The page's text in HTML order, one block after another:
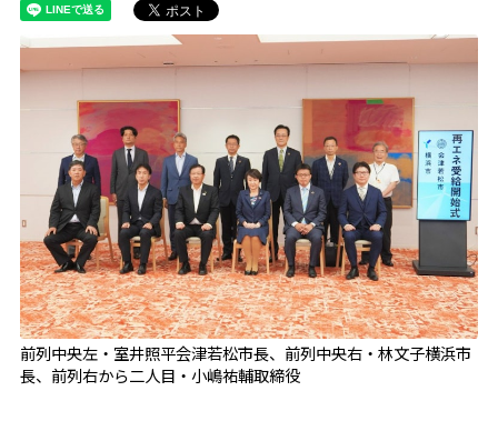
前列中央左・室井照平会津若松市長、前列中央右・林文子横浜市
長、前列右から二人目・小嶋祐輔取締役